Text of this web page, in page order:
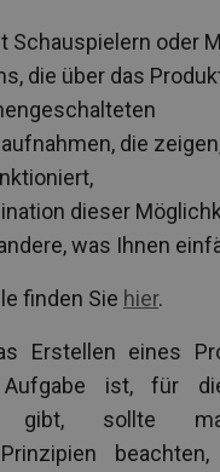
Schauspielern oder
die über das
die
dieser
was Ihnen
finden Sie hier.
Erstellen eines
Aufgabe ist, für
gibt, sollte